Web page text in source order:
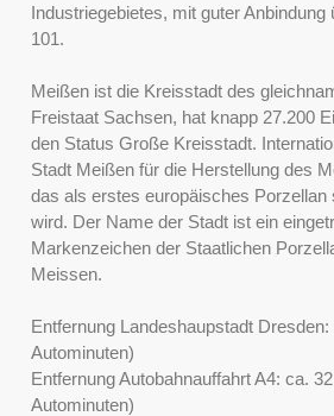
Industriegebietes, mit guter Anbindung
101.
Meißen ist die Kreisstadt des
Freistaat Sachsen, hat knapp 27.200
den Status Große Kreisstadt.
Stadt Meißen für die Herstellung des
das als erstes europäisches Porzellan
wird. Der Name der Stadt ist ein
Markenzeichen der Staatlichen
Meissen.
Entfernung Landeshaupstadt
Autominuten)
Entfernung Autobahnauffahrt A4: ca.
Autominuten)